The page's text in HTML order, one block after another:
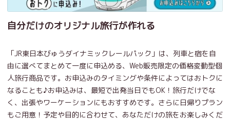
自分だけのオリジナル旅行が作れる
「JR東日本びゅうダイナミックレールパック」は、列車と宿を自
由に選べてまとめて一度に申込める、Web販売限定の価格変動型個
人旅行商品です。お申込みのタイミングや条件によってはおトクに
なることも♪お申込みは、最短で出発当日でもOK！旅行だけでな
く、出張やワーケーションにもおすすめです。さらに日帰りプラン
もご用意！予定や目的に合わせて、あなただけの旅をお楽しみくだ